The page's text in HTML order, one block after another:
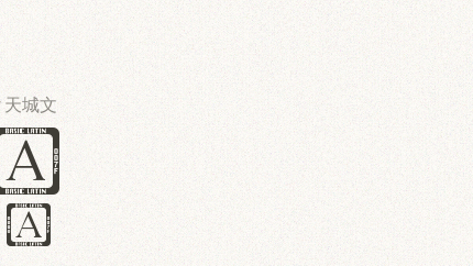
天城文